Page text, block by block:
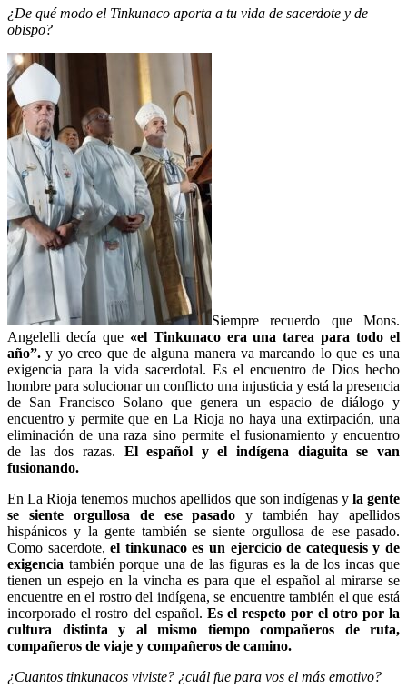
¿De qué modo el Tinkunaco aporta a tu vida de sacerdote y de
obispo?
Siempre recuerdo que Mons.
Angelelli decía que «el Tinkunaco era una tarea para todo el
año”. y yo creo que de alguna manera va marcando lo que es una
exigencia para la vida sacerdotal. Es el encuentro de Dios hecho
hombre para solucionar un conflicto una injusticia y está la presencia
de San Francisco Solano que genera un espacio de diálogo y
encuentro y permite que en La Rioja no haya una extirpación, una
eliminación de una raza sino permite el fusionamiento y encuentro
de las dos razas. El español y el indígena diaguita se van
fusionando.
En La Rioja tenemos muchos apellidos que son indígenas y la gente
se siente orgullosa de ese pasado y también hay apellidos
hispánicos y la gente también se siente orgullosa de ese pasado.
Como sacerdote, el tinkunaco es un ejercicio de catequesis y de
exigencia también porque una de las figuras es la de los incas que
tienen un espejo en la vincha es para que el español al mirarse se
encuentre en el rostro del indígena, se encuentre también el que está
incorporado el rostro del español. Es el respeto por el otro por la
cultura distinta y al mismo tiempo compañeros de ruta,
compañeros de viaje y compañeros de camino.
¿Cuantos tinkunacos viviste? ¿cuál fue para vos el más emotivo?